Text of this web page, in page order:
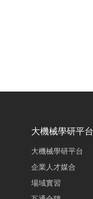
大機械學研平台
大機械學研平台
企業人才媒合
場域實習